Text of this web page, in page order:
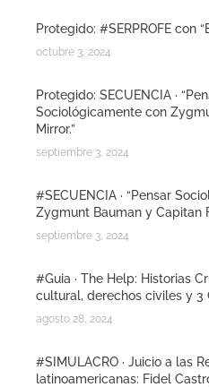
Protegido: #SERPROFE con
octubre 3, 2024
Protegido: SECUENCIA ·
Sociológicamente con
Mirror.”
septiembre 3, 2024
#SECUENCIA · “Pensar
Zygmunt Bauman y Capitan
septiembre 3, 2024
#Guia · The Help: Historias
cultural, derechos civiles y 3
agosto 28, 2024
#SIMULACRO · Juicio a las
latinoamericanas: Fidel